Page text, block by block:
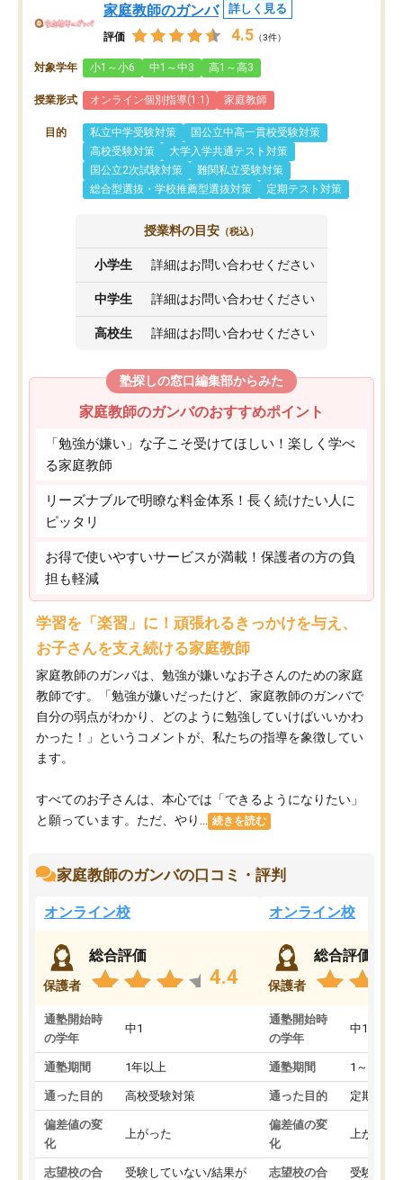
家庭教師のガンバ 詳しく見る
評価 4.5 （3件）
対象学年 小1～小6 中1～中3 高1～高3
授業形式 オンライン個別指導(1:1) 家庭教師
目的 私立中学受験対策
国公立中高一貫校受験対策
高校受験対策
大学入学共通テスト対策
国公立2次試験対策
難関私立受験対策
総合型選抜・学校推薦型選抜対策
定期テスト対策
授業料の目安 （税込）
小学生 詳細はお問い合わせください
中学生 詳細はお問い合わせください
高校生 詳細はお問い合わせください
塾探しの窓口編集部からみた
家庭教師のガンバのおすすめポイント
「勉強が嫌い」な子こそ受けてほしい！楽しく学べ
る家庭教師
リーズナブルで明瞭な料金体系！長く続けたい人に
ピッタリ
お得で使いやすいサービスが満載！保護者の方の負
担も軽減
学習を「楽習」に！頑張れるきっかけを与え、
お子さんを支え続ける家庭教師
家庭教師のガンバは、勉強が嫌いなお子さんのための家庭
教師です。「勉強が嫌いだったけど、家庭教師のガンバで
自分の弱点がわかり、どのように勉強していけばいいかわ
かった！」というコメントが、私たちの指導を象徴してい
ます。
すべてのお子さんは、本心では「できるようになりたい」
と願っています。ただ、やり...
続きを読む
家庭教師のガンバの口コミ・評判
オンライン校
保護者
総合評価
4.4
通塾開始時
の学年
中1
通塾期間 1年以上
通った目的 高校受験対策
偏差値の変
化
上がった
志望校の合
受験していない/結果が
オンライン校
保護者
総合評価
通塾開始時
の学年
中1
通塾期間 1～3ヵ月
通った目的 定期テス
偏差値の変
化
上がった
志望校の合
受験して